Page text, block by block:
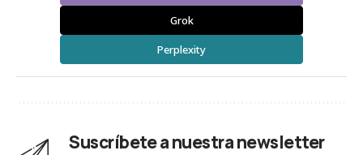
Grok
Perplexity
Suscríbete a nuestra newsletter